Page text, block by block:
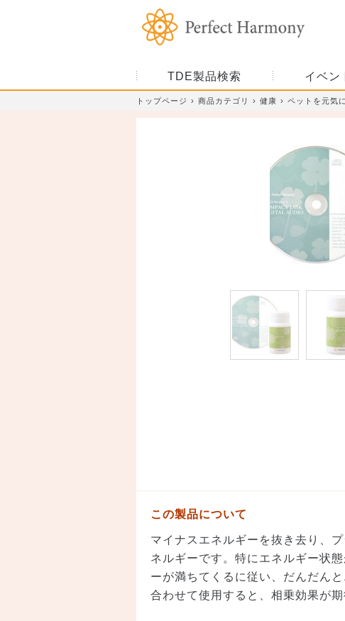
TDE製品検索 イベン
トップページ 商品カテゴリ 健康 ペットを元気
この製品について
マイナスエネルギーを抜き去り、
ネルギーです。特にエネルギー状
ーが満ちてくるに従い、だんだん
合わせて使用すると、相乗効果が期